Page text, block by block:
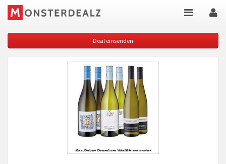
Deal einsenden